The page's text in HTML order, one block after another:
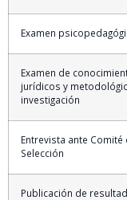
Examen
Examen de
jurídicos y
investigación
Entrevista ante Comité
Selección
Publicación de